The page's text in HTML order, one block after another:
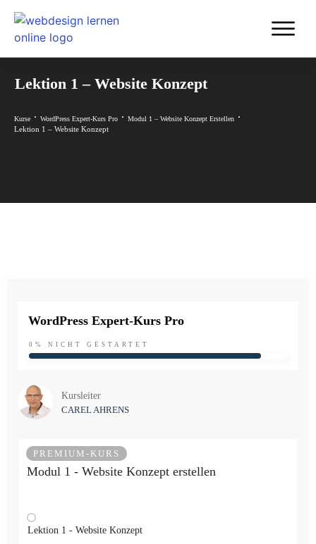
Lektion 1 – Website Konzept
Kurse WordPress Expert-Kurs Pro Modul 1 – Website Konzept Erstellen
Lektion 1 – Website Konzept
WordPress Expert-Kurs Pro
0% NICHT GESTARTET
Kursleiter
CAREL AHRENS
PREMIUM-KURS
Modul 1 - Website Konzept erstellen
Lektion 1 - Website Konzept